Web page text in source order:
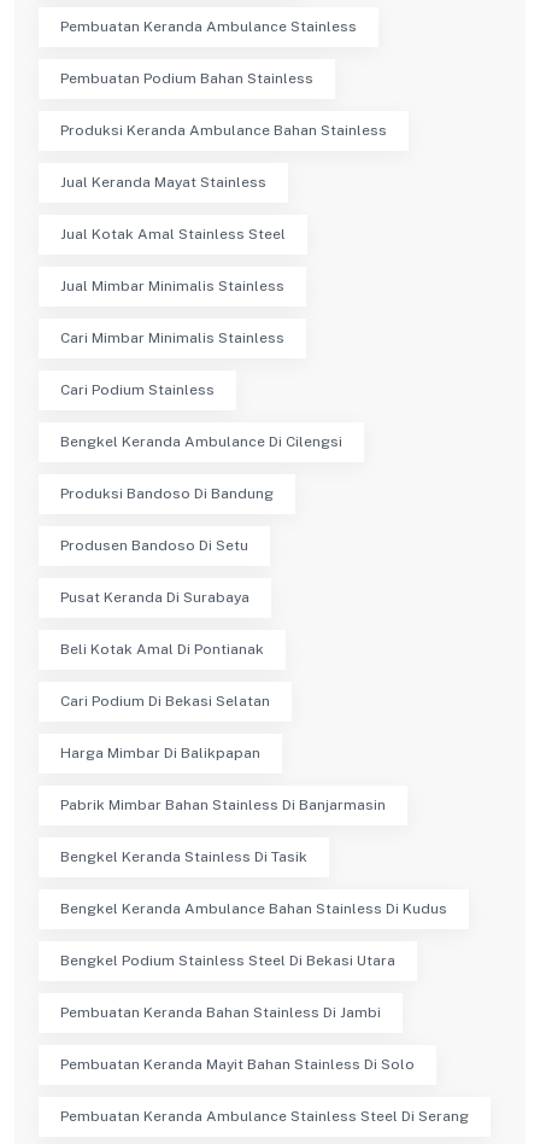
Pembuatan Keranda Ambulance Stainless
Pembuatan Podium Bahan Stainless
Produksi Keranda Ambulance Bahan Stainless
Jual Keranda Mayat Stainless
Jual Kotak Amal Stainless Steel
Jual Mimbar Minimalis Stainless
Cari Mimbar Minimalis Stainless
Cari Podium Stainless
Bengkel Keranda Ambulance Di Cilengsi
Produksi Bandoso Di Bandung
Produsen Bandoso Di Setu
Pusat Keranda Di Surabaya
Beli Kotak Amal Di Pontianak
Cari Podium Di Bekasi Selatan
Harga Mimbar Di Balikpapan
Pabrik Mimbar Bahan Stainless Di Banjarmasin
Bengkel Keranda Stainless Di Tasik
Bengkel Keranda Ambulance Bahan Stainless Di Kudus
Bengkel Podium Stainless Steel Di Bekasi Utara
Pembuatan Keranda Bahan Stainless Di Jambi
Pembuatan Keranda Mayit Bahan Stainless Di Solo
Pembuatan Keranda Ambulance Stainless Steel Di Serang